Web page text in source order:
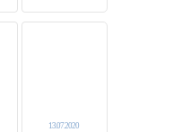
13.07.2020